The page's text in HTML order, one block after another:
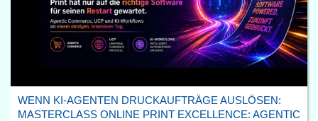
WENN KI-AGENTEN DRUCKAUFTRÄGE AUSLÖSEN:
MASTERCLASS ONLINE PRINT EXCELLENCE: AGENTIC